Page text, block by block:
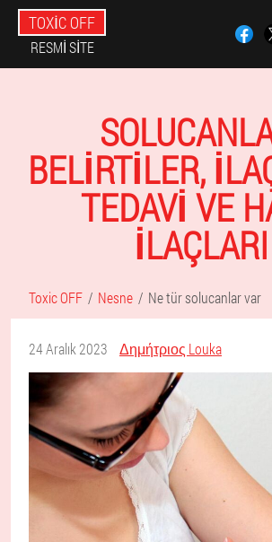
TOXIC OFF
RESMI SITE
BELIRTILER,
TEDAVI VE
ILAÇLARI
Toxic OFF Nesne Ne tür solucanlar var
24 Aralık 2023 Δημήτριος Louka